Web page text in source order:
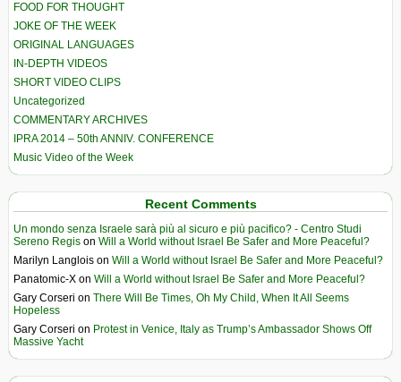
FOOD FOR THOUGHT
JOKE OF THE WEEK
ORIGINAL LANGUAGES
IN-DEPTH VIDEOS
SHORT VIDEO CLIPS
Uncategorized
COMMENTARY ARCHIVES
IPRA 2014 – 50th ANNIV. CONFERENCE
Music Video of the Week
Recent Comments
Un mondo senza Israele sarà più al sicuro e più pacifico? - Centro Studi
Sereno Regis on Will a World without Israel Be Safer and More Peaceful?
Marilyn Langlois on Will a World without Israel Be Safer and More Peaceful?
Panatomic-X on Will a World without Israel Be Safer and More Peaceful?
Gary Corseri on There Will Be Times, Oh My Child, When It All Seems
Hopeless
Gary Corseri on Protest in Venice, Italy as Trump’s Ambassador Shows Off
Massive Yacht